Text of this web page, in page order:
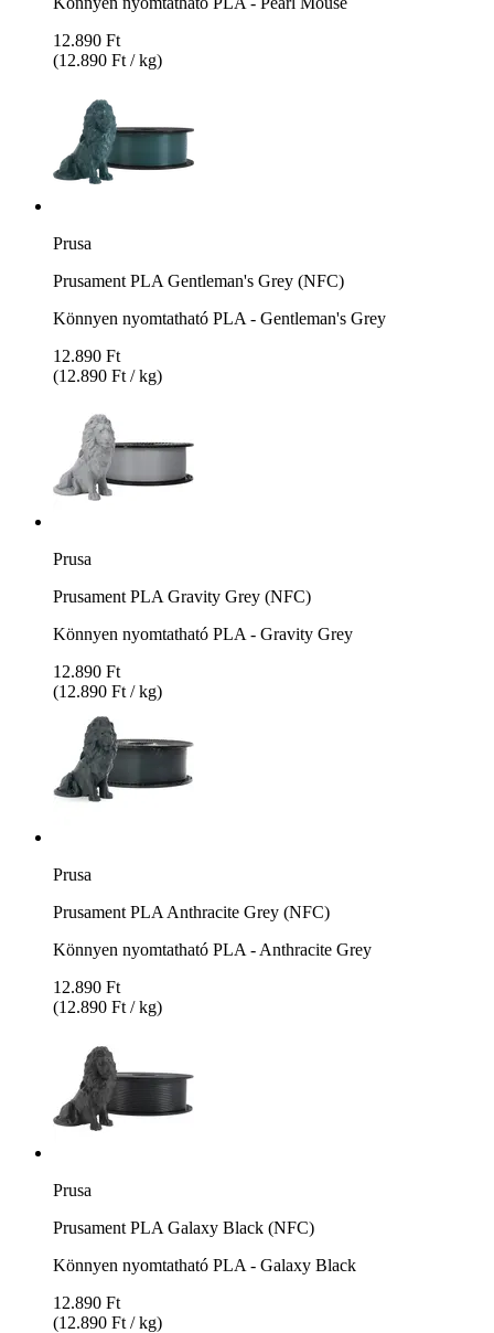
12.890 Ft
(12.890 Ft / kg)
Prusa
Prusament PLA Gentleman's Grey (NFC)
Könnyen nyomtatható PLA - Gentleman's Grey
12.890 Ft
(12.890 Ft / kg)
Prusa
Prusament PLA Gravity Grey (NFC)
Könnyen nyomtatható PLA - Gravity Grey
12.890 Ft
(12.890 Ft / kg)
Prusa
Prusament PLA Anthracite Grey (NFC)
Könnyen nyomtatható PLA - Anthracite Grey
12.890 Ft
(12.890 Ft / kg)
Prusa
Prusament PLA Galaxy Black (NFC)
Könnyen nyomtatható PLA - Galaxy Black
12.890 Ft
(12.890 Ft / kg)